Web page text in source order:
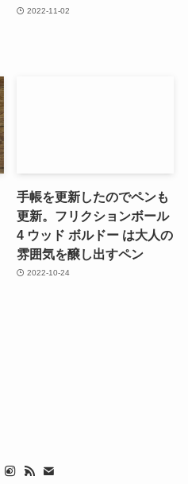
2022-11-02
手帳を更新したのでペンも
更新。フリクションボール
4 ウッド ボルドー は大人の
雰囲気を醸し出すペン
2022-10-24